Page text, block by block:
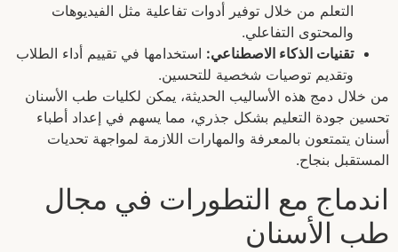
التعلم من خلال توفير أدوات تفاعلية مثل الفيديوهات
والمحتوى التفاعلي.
تقنيات الذكاء الاصطناعي: استخدامها في تقييم أداء الطلاب
وتقديم توصيات شخصية للتحسين.
من خلال دمج هذه الأساليب الحديثة، يمكن لكليات طب الأسنان
تحسين جودة التعليم بشكل جذري، مما يسهم في إعداد أطباء
أسنان يتمتعون بالمعرفة والمهارات اللازمة لمواجهة تحديات
المستقبل بنجاح.
اندماج مع التطورات في مجال
طب الأسنان